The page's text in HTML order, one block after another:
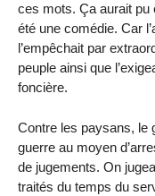
ces mots. Ça aurait pu
été une comédie. Car
l’empêchait par
peuple ainsi que
foncière.
Contre les paysans, le
guerre au moyen
de jugements. On
traités du temps du